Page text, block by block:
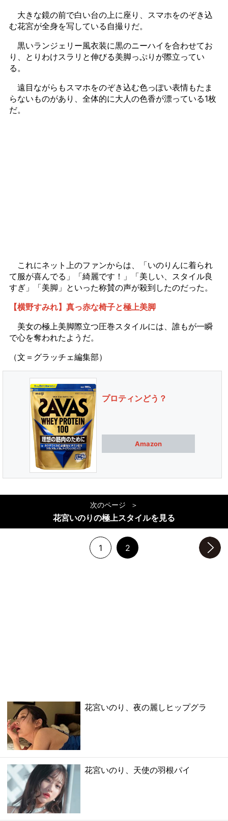
大きな鏡の前で白い台の上に座り、スマホをのぞき込
む花宮が全身を写している自撮りだ。
黒いランジェリー風衣装に黒のニーハイを合わせてお
り、とりわけスラリと伸びる美脚っぷりが際立ってい
る。
遠目ながらもスマホをのぞき込む色っぽい表情もたま
らないものがあり、全体的に大人の色香が漂っている1枚
だ。
これにネット上のファンからは、「いのりんに着られ
て服が喜んでる」「綺麗です！」「美しい、スタイル良
すぎ」「美脚」といった称賛の声が殺到したのだった。
【横野すみれ】真っ赤な椅子と極上美脚
美女の極上美脚際立つ圧巻スタイルには、誰もが一瞬
で心を奪われたようだ。
（文＝グラッチェ編集部）
プロティンどう？
Amazon
次のページ
花宮いのりの極上スタイルを見る
1 2
花宮いのり、夜の麗しヒップグラ
花宮いのり、天使の羽根パイ